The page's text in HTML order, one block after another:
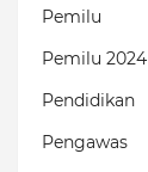
Pemilu
Pemilu 2024
Pendidikan
Pengawas